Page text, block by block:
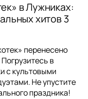
в Лужниках:
хитов 3
перенесено
в
с культовыми
Не упустите
праздника!